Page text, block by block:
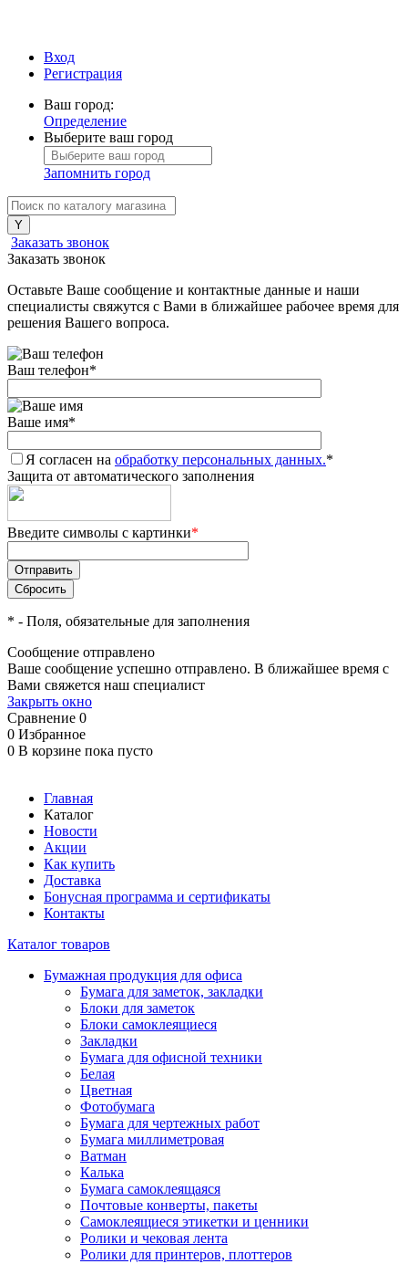
Вход
Регистрация
Ваш город:
Определение
Выберите ваш город
Запомнить город
Заказать звонок
Заказать звонок
Оставьте Ваше сообщение и контактные данные и наши
специалисты свяжутся с Вами в ближайшее рабочее время для
решения Вашего вопроса.
Ваш телефон*
Ваше имя*
Я согласен на обработку персональных данных.*
Защита от автоматического заполнения
Введите символы с картинки*
* - Поля, обязательные для заполнения
Сообщение отправлено
Ваше сообщение успешно отправлено. В ближайшее время с
Вами свяжется наш специалист
Закрыть окно
Сравнение 0
0 Избранное
0 В корзине пока пусто
Главная
Каталог
Новости
Акции
Как купить
Доставка
Бонусная программа и сертификаты
Контакты
Каталог товаров
Бумажная продукция для офиса
Бумага для заметок, закладки
Блоки для заметок
Блоки самоклеящиеся
Закладки
Бумага для офисной техники
Белая
Цветная
Фотобумага
Бумага для чертежных работ
Бумага миллиметровая
Ватман
Калька
Бумага самоклеящаяся
Почтовые конверты, пакеты
Самоклеящиеся этикетки и ценники
Ролики и чековая лента
Ролики для принтеров, плоттеров